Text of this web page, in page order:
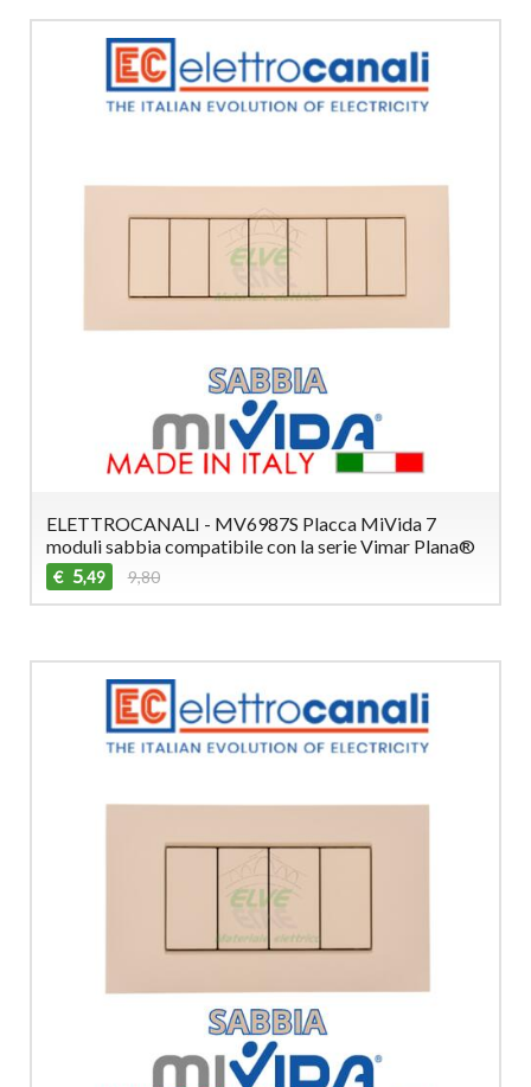
ELETTROCANALI - MV6987S Placca MiVida 7
moduli sabbia compatibile con la serie Vimar Plana®
€ 5,49 9,80